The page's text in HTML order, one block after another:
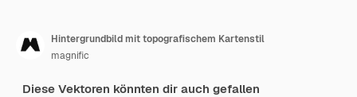
Hintergrundbild mit topografischem Kartenstil
magnific
Diese Vektoren könnten dir auch gefallen